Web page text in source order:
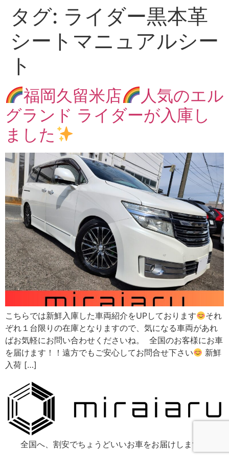
タグ: ライダー黒本革
シートマニュアルシー
ト
福岡久留米店
人気のエル
グランド ライダーが入庫し
ました
こちらでは新鮮入庫した車両紹介をUPしております
それ
ぞれ１台限りの在庫となりますので、気になる車両があれ
ばお気軽にお問い合わせくださいね。 全国のお客様にお車
を届けます！！遠方でもご安心してお問合せ下さい
新鮮
入荷 […]
全国へ、割安でちょうどいいお車をお届けします！